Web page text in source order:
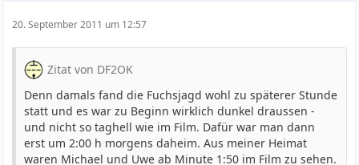
20. September 2011 um 12:57
Zitat von DF2OK
Denn damals fand die Fuchsjagd wohl zu späterer Stunde
statt und es war zu Beginn wirklich dunkel draussen -
und nicht so taghell wie im Film. Dafür war man dann
erst um 2:00 h morgens daheim. Aus meiner Heimat
waren Michael und Uwe ab Minute 1:50 im Film zu sehen.